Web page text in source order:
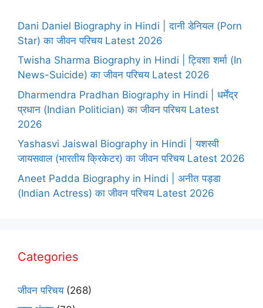
Dani Daniel Biography in Hindi | दानी डेनियल (Porn
Star) का जीवन परिचय Latest 2026
Twisha Sharma Biography in Hindi | ट्विशा शर्मा (In
News-Suicide) का जीवन परिचय Latest 2026
Dharmendra Pradhan Biography in Hindi | धर्मेंद्र
प्रधान (Indian Politician) का जीवन परिचय Latest
2026
Yashasvi Jaiswal Biography in Hindi | यशस्वी
जायसवाल (भारतीय क्रिकेटर) का जीवन परिचय Latest 2026
Aneet Padda Biography in Hindi | अनीत पड्डा
(Indian Actress) का जीवन परिचय Latest 2026
Categories
जीवन परिचय(268)